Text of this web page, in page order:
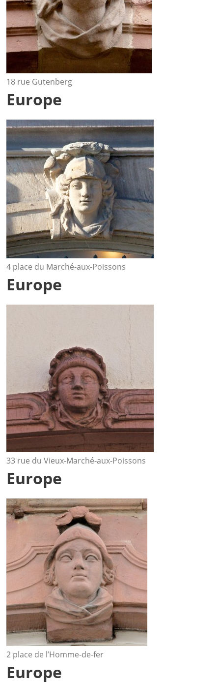
18 rue Gutenberg
Europe
4 place du Marché-aux-Poissons
Europe
33 rue du Vieux-Marché-aux-Poissons
Europe
2 place de l’Homme-de-fer
Europe